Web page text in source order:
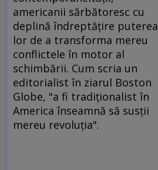
americanii sărbătoresc cu
deplină îndreptăţire puterea
lor de a transforma mereu
conflictele în motor al
schimbării. Cum scria un
editorialist în ziarul Boston
Globe, "a fi tradiţionalist în
America înseamnă să susţii
mereu revoluţia".